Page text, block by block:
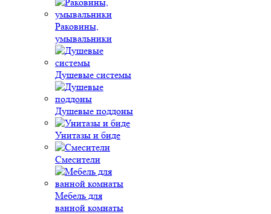
Раковины,
умывальники
Душевые системы
Душевые поддоны
Унитазы и биде
Смесители
Мебель для
ванной комнаты